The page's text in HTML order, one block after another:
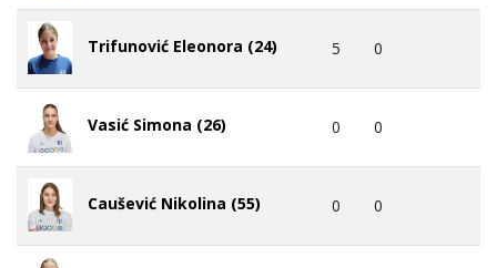
Trifunović Eleonora (24) 5 0
Vasić Simona (26) 0 0
Caušević Nikolina (55) 0 0